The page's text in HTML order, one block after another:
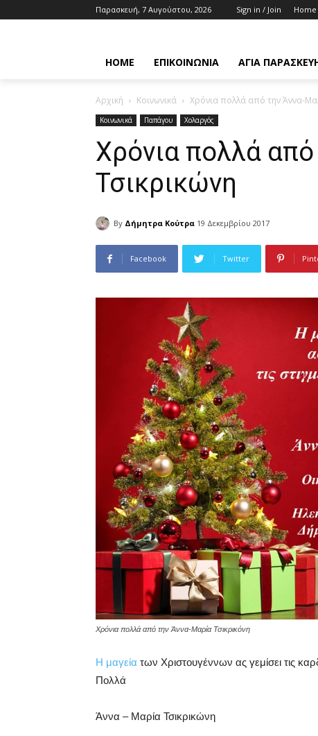
Παρασκευή, 7 Αυγούστου, 2026 Sign in / Join Home
HOME ΕΠΙΚΟΙΝΩΝΊΑ ΑΓΊΑ
Αρχική Κοινωνικά Χρόνια πολλά από την Άννα-
Κοινωνικά Παπάγου Χολαργός
Χρόνια πολλά
Τσικρικώνη
By Δήμητρα Κούτρα 19 Δεκεμβρίου 2017
Facebook Twitter
Χρόνια πολλά από την Άννα-Μαρία Τσικρικόνη
Η μαγεία των Χριστουγέννων ας γεμίσει τις
Πολλά
Άννα – Μαρία Τσικρικώνη